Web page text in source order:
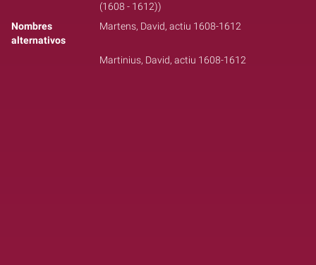
(1608 - 1612))
Nombres
alternativos
Martens, David, actiu 1608-1612
Martinius, David, actiu 1608-1612